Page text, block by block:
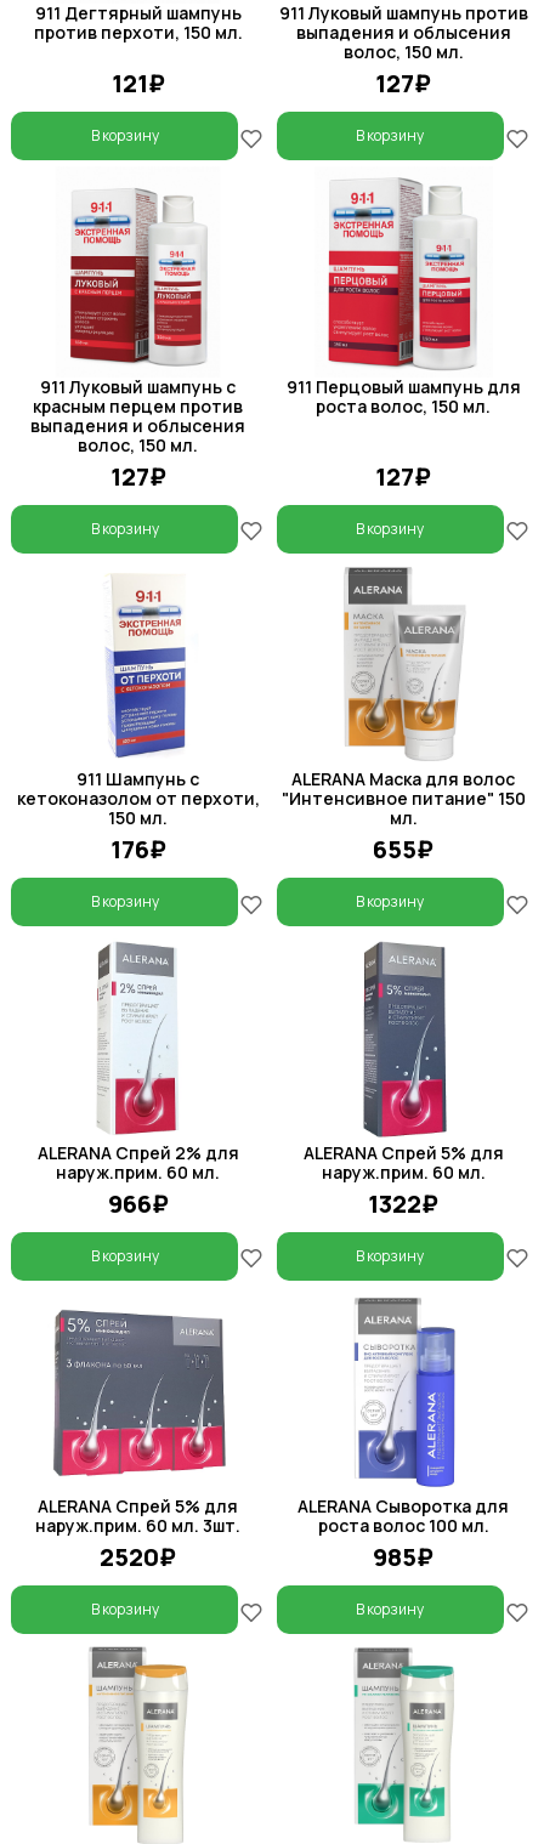
911 Дегтярный шампунь
против перхоти, 150 мл.
121₽
В корзину
911 Луковый шампунь против
выпадения и облысения
волос, 150 мл.
127₽
В корзину
911 Луковый шампунь с
красным перцем против
выпадения и облысения
волос, 150 мл.
127₽
В корзину
911 Перцовый шампунь для
роста волос, 150 мл.
127₽
В корзину
911 Шампунь с
кетоконазолом от перхоти,
150 мл.
176₽
В корзину
ALERANA Маска для волос
"Интенсивное питание" 150
мл.
655₽
В корзину
ALERANA Спрей 2% для
наруж.прим. 60 мл.
966₽
В корзину
ALERANA Спрей 5% для
наруж.прим. 60 мл.
1322₽
В корзину
ALERANA Спрей 5% для
наруж.прим. 60 мл. 3шт.
2520₽
В корзину
ALERANA Сыворотка для
роста волос 100 мл.
985₽
В корзину